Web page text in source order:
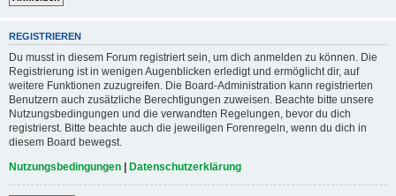
REGISTRIEREN
Du musst in diesem Forum registriert sein, um dich anmelden zu können. Die
Registrierung ist in wenigen Augenblicken erledigt und ermöglicht dir, auf
weitere Funktionen zuzugreifen. Die Board-Administration kann registrierten
Benutzern auch zusätzliche Berechtigungen zuweisen. Beachte bitte unsere
Nutzungsbedingungen und die verwandten Regelungen, bevor du dich
registrierst. Bitte beachte auch die jeweiligen Forenregeln, wenn du dich in
diesem Board bewegst.
Nutzungsbedingungen | Datenschutzerklärung